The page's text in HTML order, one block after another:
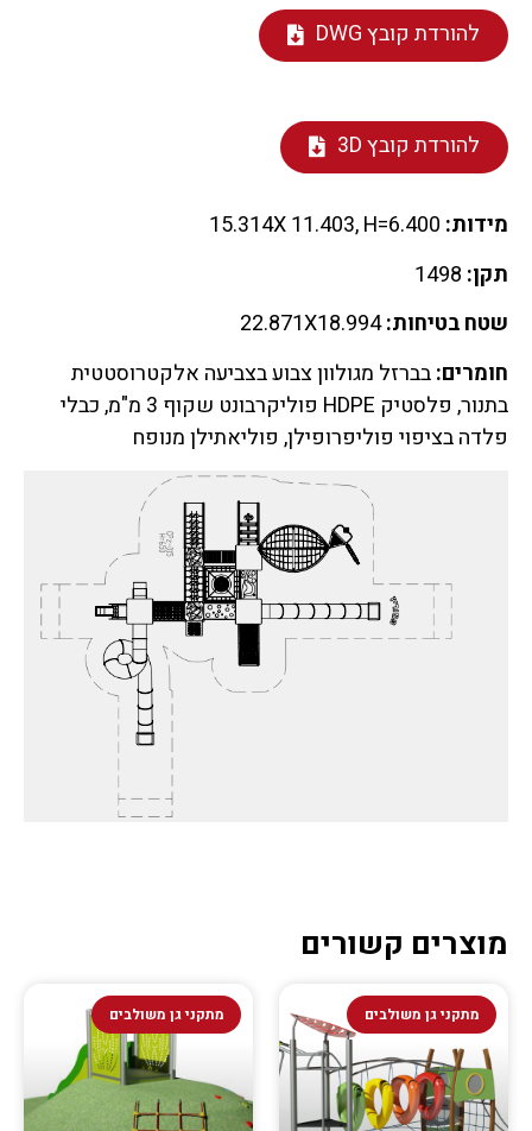
להורדת קובץ DWG
להורדת קובץ 3D
מידות:
תקן:
שטח בטיחות:22.871X18.994
חומרים:בברזל מגולוון צבוע בצביעה אלקטרוסטטית
בתנור, פלסטיק HDPE פוליקרבונט שקוף 3 מ"מ, כבלי
פלדה בציפוי פוליפרופילן, פוליאתילן מנופח
מוצרים קשורים
מתקני גן משולבים מתקני גן משולבים